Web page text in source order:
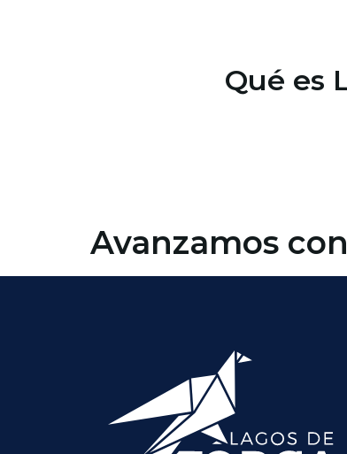
Qué es
Avanzamos